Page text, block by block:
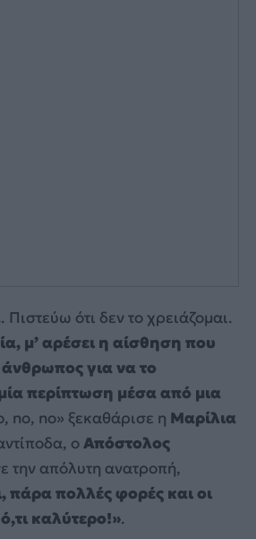
. Πιστεύω ότι δεν το χρειάζομαι.
μ’ αρέσει η αίσθηση που
για να το
περίπτωση μέσα από μια
no, no» ξεκαθάρισε η Μαρίλια
οΑπόστολος
την απόλυτη ανατροπή,
πάρα πολλές φορές και οι
καλύτερο!».